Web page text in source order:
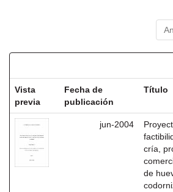
Vista
previa
Fecha de
publicación
Título
jun-2004
cría,
de